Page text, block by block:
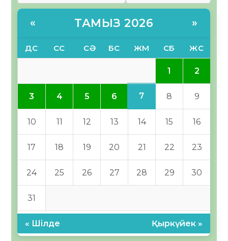
« ТАМЫЗ 2026 »
ДС СС СӘ БС ЖМ СБ ЖС
1 2
3 4 5 6 7 8 9
10 11 12 13 14 15 16
17 18 19 20 21 22 23
24 25 26 27 28 29 30
31
« Шілде Қыркүйек »